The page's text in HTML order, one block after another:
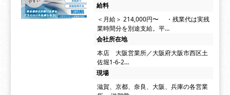
給料
＜月給＞ 214,000円〜 ・残業代は実残
業時間分を別途支給。平…
会社所在地
本店 大阪営業所／大阪府大阪市西区土
佐堀1-6-2…
現場
滋賀、京都、奈良、大阪、兵庫の各営業